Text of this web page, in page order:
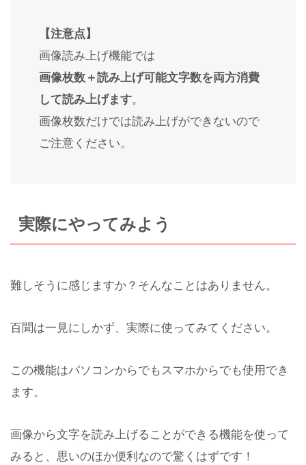
【注意点】
画像読み上げ機能では
画像枚数＋読み上げ可能文字数を両方消費
して読み上げます。
画像枚数だけでは読み上げができないので
ご注意ください。
実際にやってみよう
難しそうに感じますか？そんなことはありません。
百聞は一見にしかず、実際に使ってみてください。
この機能はパソコンからでもスマホからでも使用でき
ます。
画像から文字を読み上げることができる機能を使って
みると、思いのほか便利なので驚くはずです！